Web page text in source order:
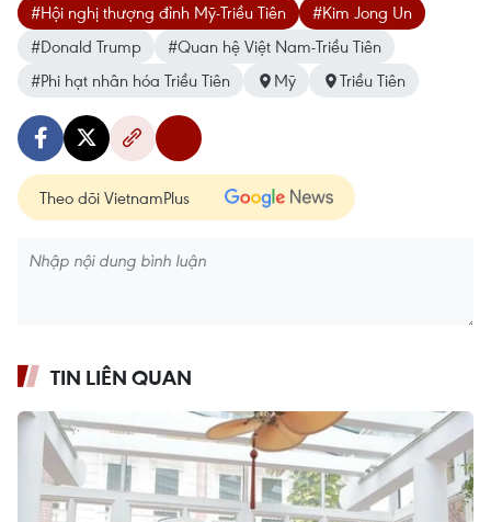
#Hội nghị thượng đỉnh Mỹ-Triều Tiên
#Kim Jong Un
#Donald Trump
#Quan hệ Việt Nam-Triều Tiên
#Phi hạt nhân hóa Triều Tiên
Mỹ Triều Tiên
Theo dõi VietnamPlus
TIN LIÊN QUAN